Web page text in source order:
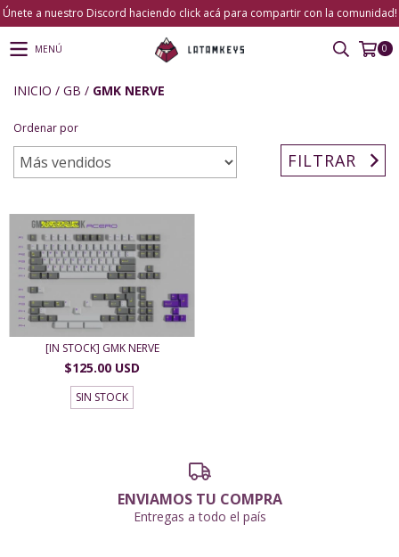
Únete a nuestro Discord haciendo click acá para compartir con la comunidad!
MENÚ 0
INICIO / GB / GMK NERVE
Ordenar por
FILTRAR
[IN STOCK] GMK NERVE
$125.00 USD
SIN STOCK
ENVIAMOS TU COMPRA
Entregas a todo el país